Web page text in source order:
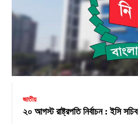
জাতীয়
২০ আগস্ট রাষ্ট্রপতি নির্বাচন : ইসি সচিব